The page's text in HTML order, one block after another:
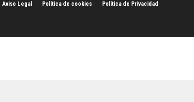
Aviso Legal Política de cookies Política de Privacidad